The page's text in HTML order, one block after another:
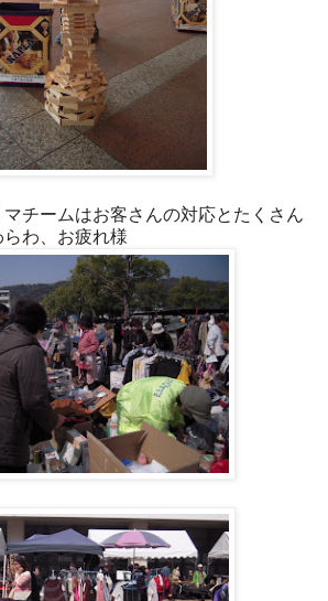
チームはお客さんの対応とたくさん
わ、お疲れ様